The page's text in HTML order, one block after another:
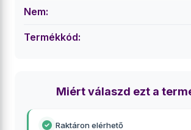
Nem:
Termékkód:
Miért válaszd ezt a
Raktáron elérhető